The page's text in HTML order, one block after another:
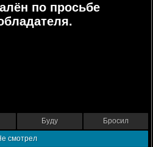
по просьбе
Буду Бросил
смотрел